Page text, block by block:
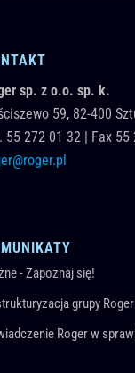
sp. z o.o. sp. k.
59, 82-400
55 272 01 32| Fax 55
- Zapoznaj się!
grupy Roger
Roger w